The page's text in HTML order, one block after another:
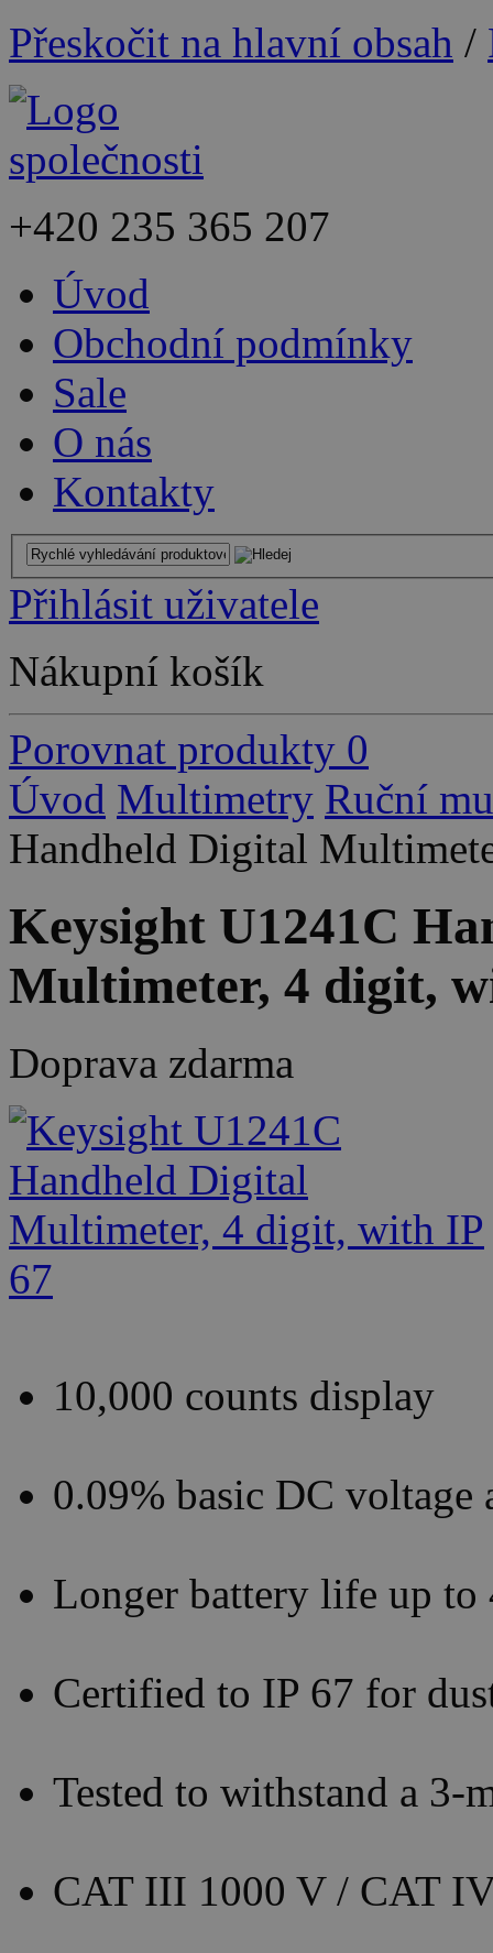
Přeskočit na hlavní obsah /
+420 235 365 207
Úvod
Obchodní podmínky
Sale
O nás
Kontakty
Přihlásit uživatele
Nákupní košík
Porovnat produkty 0
Úvod Multimetry Ruční
Handheld Digital
Keysight U1241C
Multimeter, 4 digit,
Doprava zdarma
10,000 counts display
0.09% basic DC voltage
Longer battery life up to
Certified to IP 67 for
Tested to withstand a 3-
CAT III 1000 V / CAT